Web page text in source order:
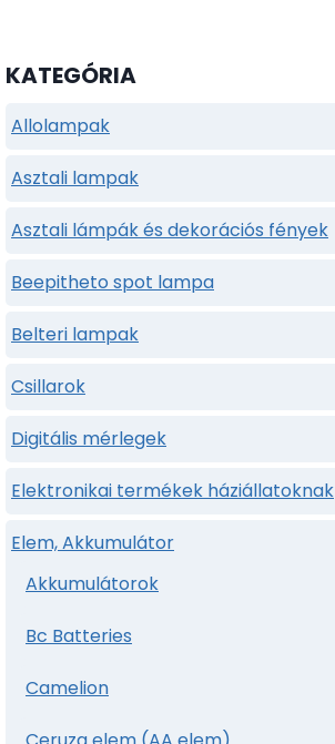
KATEGÓRIA
Allolampak
Asztali lampak
Asztali lámpák és dekorációs fények
Beepitheto spot lampa
Belteri lampak
Csillarok
Digitális mérlegek
Elektronikai termékek háziállatoknak
Elem, Akkumulátor
Akkumulátorok
Bc Batteries
Camelion